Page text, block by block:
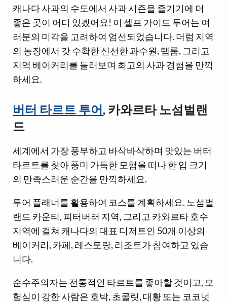
캐나다 사과의 수도에서 사과 시즌을 즐기기에 더
좋은 곳이 어디 있겠어요! 이 셀프 가이드 투어는 여
러분의 미각을 고려하여 엄선되었습니다. 더럼 지역
의 농장에서 갓 수확한 신선한 과수원, 탭룸, 그리고
지역 베이커리를 둘러보며 최고의 사과 경험을 만끽
하세요.
버터 타르트 투어, 카와르타 노섬벌랜
드
세계에서 가장 풍부하고 바삭바삭하며 맛있는 버터
타르트를 찾아 풍미 가득한 모험을 떠나 한 입 크기
의 만족스러운 순간을 만끽하세요.
투어 플래너를 활용하여 코스를 계획하세요. 노섬벌
랜드 카운티, 피터버러 지역, 그리고 카와르타 호수
지역에 걸쳐 캐나다의 대표 디저트인 50개 이상의
베이커리, 카페, 레스토랑, 리조트가 참여하고 있습
니다.
순수주의자는 전통적인 타르트를 좋아할 것이고, 모
험심이 강한 사람은 호박, 초콜릿, 대황 또는 코코넛